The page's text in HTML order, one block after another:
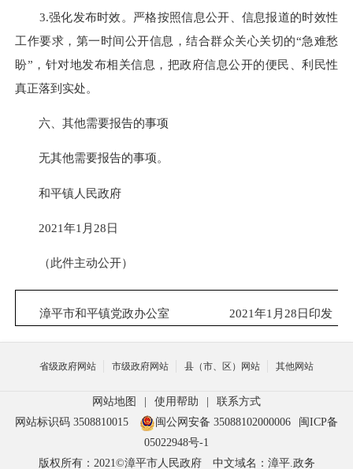
3.强化发布时效。严格按照信息公开、信息报道的时效性
工作要求，第一时间公开信息，结合群众关心关切的“急难愁
盼”，针对地发布相关信息，把政府信息公开的便民、利民性
真正落到实处。
六、其他需要报告的事项
无其他需要报告的事项。
和平镇人民政府
2021年1月28日
（此件主动公开）
漳平市和平镇党政办公室 2021年1月28日印发
省级政府网站 市级政府网站 县（市、区）网站 其他网站
网站地图 使用帮助
联系方式
网站标识码 3508810015
闽公网安备 35088102000006
闽ICP备
05022948号-1
版权所有：2021©漳平市人民政府
中文域名：漳平.政务